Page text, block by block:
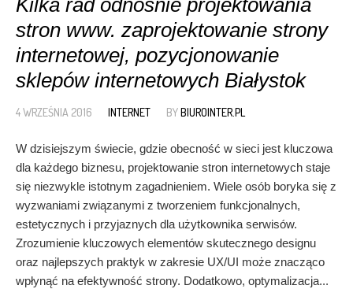
Kilka rad odnośnie projektowania
stron www. zaprojektowanie strony
internetowej, pozycjonowanie
sklepów internetowych Białystok
4 WRZEŚNIA 2016 INTERNET BYBIUROINTER.PL
W dzisiejszym świecie, gdzie obecność w sieci jest kluczowa
dla każdego biznesu, projektowanie stron internetowych staje
się niezwykle istotnym zagadnieniem. Wiele osób boryka się z
wyzwaniami związanymi z tworzeniem funkcjonalnych,
estetycznych i przyjaznych dla użytkownika serwisów.
Zrozumienie kluczowych elementów skutecznego designu
oraz najlepszych praktyk w zakresie UX/UI może znacząco
wpłynąć na efektywność strony. Dodatkowo, optymalizacja...